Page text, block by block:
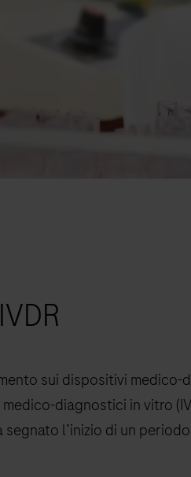
sui dispositivi
diagnostici in vitro
l’inizio di un